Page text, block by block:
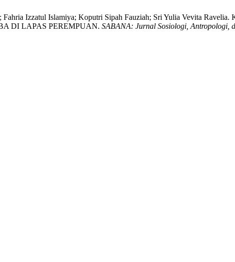
Fahria Izzatul Islamiya; Koputri Sipah Fauziah; Sri Yulia Vevita
DI LAPAS PEREMPUAN. SABANA: Jurnal Sosiologi, Antropologi,